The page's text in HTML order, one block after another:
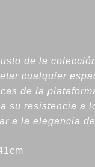
de la
cualquier
de la
su resistencia a
a la elegancia